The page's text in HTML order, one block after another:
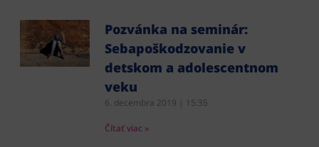
Pozvánka na seminár:
Sebapoškodzovanie v
detskom a adolescentnom
veku
6. decembra 2019 15:35
Čítať viac »